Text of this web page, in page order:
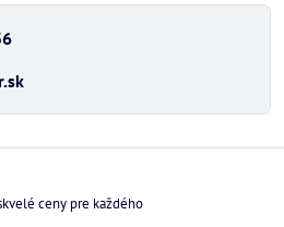
ceny pre každého